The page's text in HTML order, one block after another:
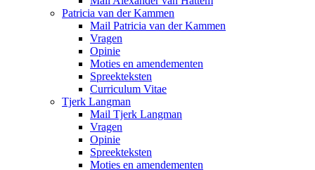
Patricia van der Kammen
Mail Patricia van der Kammen
Vragen
Opinie
Moties en amendementen
Spreekteksten
Curriculum Vitae
Tjerk Langman
Mail Tjerk Langman
Vragen
Opinie
Spreekteksten
Moties en amendementen